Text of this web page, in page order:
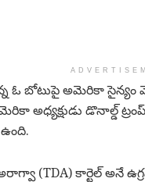
ఓ బోటుపై అమెరికా
అధ్యక్షుడు డొనాల్డ్
(TDA) కార్టెల్ అనే